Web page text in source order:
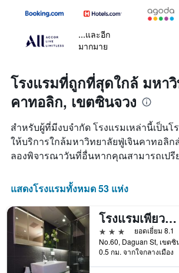
...และอีก
มากมาย
โรงแรมที่ถูกที่สุดใกล้ มหา
คาทอลิก, เขตซินจวง
สำหรับผู้ที่มีงบจำกัด โรงแรมเหล่านี้เป็น
ให้บริการใกล้มหาวิทยาลัยฟู่เจินคาทอลิก
ลองพิจารณาวันที่อื่นหากคุณสามารถเปรี
แสดงโรงแรมทั้งหมด 53 แห่ง
โรงแรมเพียวริตี้
3 ดาว
ยอดเยี่ยม 8.1
0.5 กม. จากใจกลางเมือง